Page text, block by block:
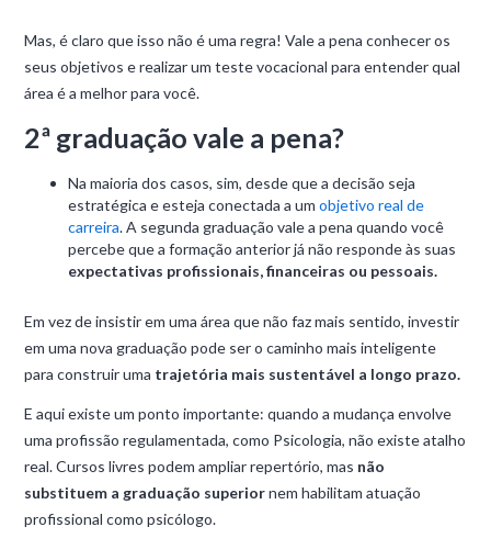
Mas, é claro que isso não é uma regra! Vale a pena conhecer os
seus objetivos e realizar um teste vocacional para entender qual
área é a melhor para você.
2ª graduação vale a pena?
Na maioria dos casos, sim, desde que a decisão seja
estratégica e esteja conectada a umobjetivo real de
carreira. A segunda graduação vale a pena quando você
percebe que a formação anterior já não responde às suas
expectativas profissionais, financeiras ou pessoais.
Em vez de insistir em uma área que não faz mais sentido, investir
em uma nova graduação pode ser o caminho mais inteligente
para construir uma trajetória mais sustentável a longo prazo.
E aqui existe um ponto importante: quando a mudança envolve
uma profissão regulamentada, como Psicologia, não existe atalho
real. Cursos livres podem ampliar repertório, mas não
substituem a graduação superiornem habilitam atuação
profissional como psicólogo.